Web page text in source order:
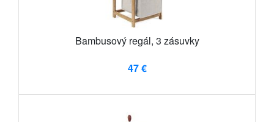
Bambusový regál, 3 zásuvky
47 €